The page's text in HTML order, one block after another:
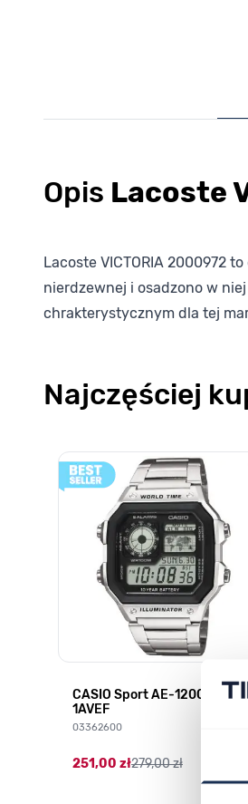
Opis Lacoste
Lacoste VICTORIA 2000972
nierdzewnej i osadzono w
chrakterystycznym dla tej
Najczęściej
Poruszanie się po elementach
Naciśnij, aby pominąć karuzelę
Naciśnij, aby przejść do nawigacji
CASIO Sport AE-1200WHD-
1AVEF
03362600
251,00 zł279,00 zł